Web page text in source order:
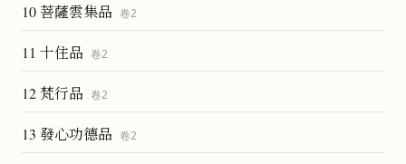
10 菩薩雲集品 卷2
11 十住品 卷2
12 梵行品 卷2
13 發心功德品 卷2